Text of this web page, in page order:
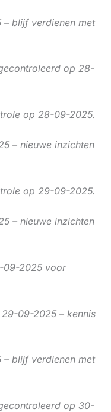
blijf verdienen met
op 28-
op 28-09-2025.
– nieuwe inzichten
op 29-09-2025.
– nieuwe inzichten
09-2025 voor
09-2025 – kennis
blijf verdienen met
op 30-